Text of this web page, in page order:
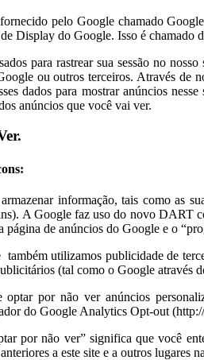
pelo Google chamado
Display do Google. Isso é chamado
para rastrear sua sessão no
ou outros terceiros. Através de
dados para mostrar anúncios
anúncios que você vai ver.
informação, tais como as
A Google faz uso do novo DART
de anúncios do Google e o
também utilizamos publicidade de
(tal como o Google através
optar por não ver anúncios
do Google Analytics Opt-out
por não ver” significa que você
a este site e a outros lugares